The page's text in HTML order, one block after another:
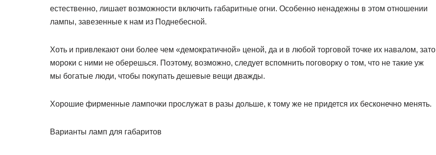
естественно, лишает возможности включить габаритные огни. Особенно ненадежны в этом отношении
лампы, завезенные к нам из Поднебесной.
Хоть и привлекают они более чем «демократичной» ценой, да и в любой торговой точке их навалом, зато
мороки с ними не оберешься. Поэтому, возможно, следует вспомнить поговорку о том, что не такие уж
мы богатые люди, чтобы покупать дешевые вещи дважды.
Хорошие фирменные лампочки прослужат в разы дольше, к тому же не придется их бесконечно менять.
Варианты ламп для габаритов